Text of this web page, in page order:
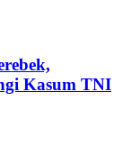
Kasum TNI